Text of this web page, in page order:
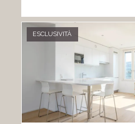
ESCLUSIVITÀ